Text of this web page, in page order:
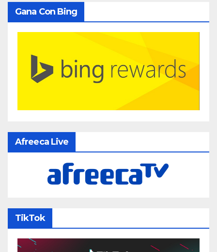
Gana Con Bing
Afreeca Live
TikTok